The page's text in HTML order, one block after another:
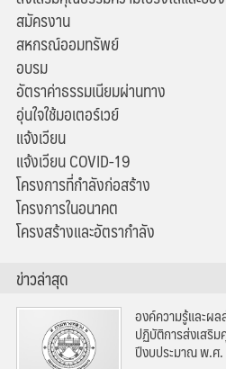
สมัครงาน
สหกรณ์ออมทรัพย์
อบรม
อัตราค่าธรรมเนียมผ่านทาง
อุ่นใจใช้มอเตอร์เวย์
แจ้งเวียน
แจ้งเวียน COVID-19
โครงการที่กำลังก่อสร้าง
โครงการในอนาคต
โครงสร้างและอัตรากำลัง
ข่าวล่าสุด
องค์ความรู้และผล
ปฏิบัติการส่งเสริ
ปีงบประมาณ พ.ศ